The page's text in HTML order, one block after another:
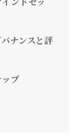
ナンスと評
プ